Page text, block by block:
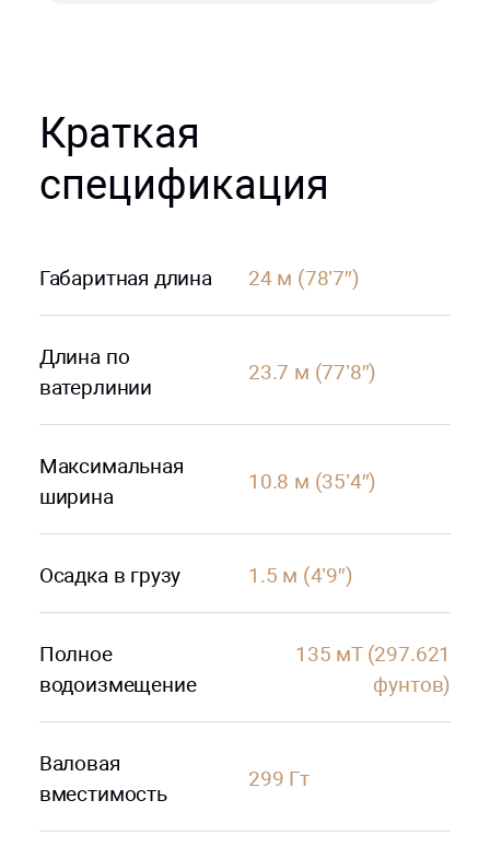
Краткая
спецификация
Габаритная длина 24 м (78’7″)
Длина по
ватерлинии
23.7 м (77’8″)
Максимальная
ширина
10.8 м (35’4″)
Осадка в грузу 1.5 м (4’9″)
Полное
водоизмещение
135 мТ (297.621
фунтов)
Валовая
вместимость
299 Гт